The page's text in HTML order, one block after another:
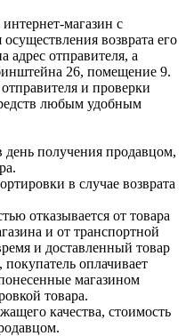
магазин с
возврата его
отправителя, а
26, помещение 9.
и проверки
любым удобным
день получения продавцом,
в случае возврата
отказывается от товара
и от транспортной
и доставленный товар
оплачивает
магазином
товара.
качества, стоимость